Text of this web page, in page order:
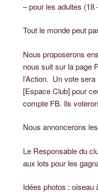
– pour les adultes (18
Tout le monde peut
Nous proposerons
nous suit sur la page
l’Action. Un vote
[Espace Club] pour
compte FB. Ils
Nous annoncerons
Le Responsable du
aux lots pour les
Idées photos : oiseau